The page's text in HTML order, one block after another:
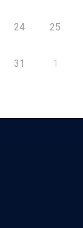
24 25
31 1